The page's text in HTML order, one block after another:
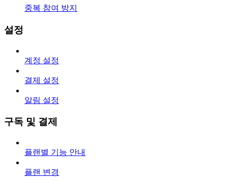
중복 참여 방지
설정
계정 설정
결제 설정
알림 설정
구독 및 결제
플랜별 기능 안내
플랜 변경